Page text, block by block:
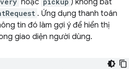
hoặc
) không bắt
. Ứng dụng thanh toán
tin đó làm gợi ý để hiển thị
giao diện người dùng.